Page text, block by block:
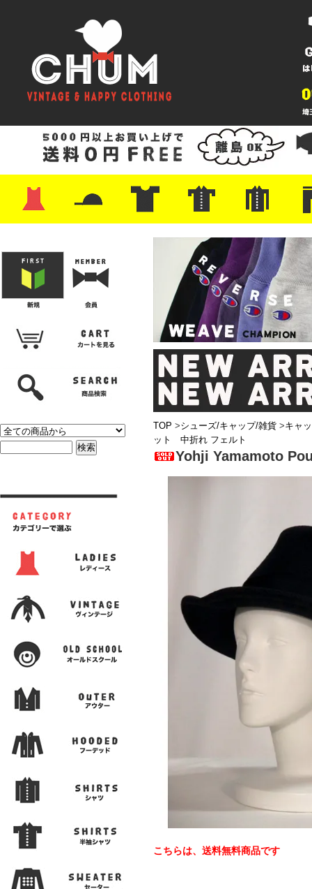
・レザーシューズ/スニーカー
・プリントTシャツ
・バンド/ツアー
・キャラクター
・Nike/adidas/スポーツ
・チャンピオン
・サーフ/スケート
・ボーダー/総柄/無地
・フットボール/リンガー
・タンクトップ/NBA・ポロシャツ
・半袖シャツ
・アロハ/サーフ/ボーリング
・ラルフ/ブランド
・無地/チェック/ストラ
・ワーク/ミリタリー/ウ
・ネル/ウール ・ショ
・アウ
・ジー
・
・ミリ
・コー
・コッ
・オー
・ジャ
ン
TOP >シューズ/キャップ/雑貨 >キャ
ット 中折れ フェルト
Yohji Yamamoto
こちらは、送料無料商品です